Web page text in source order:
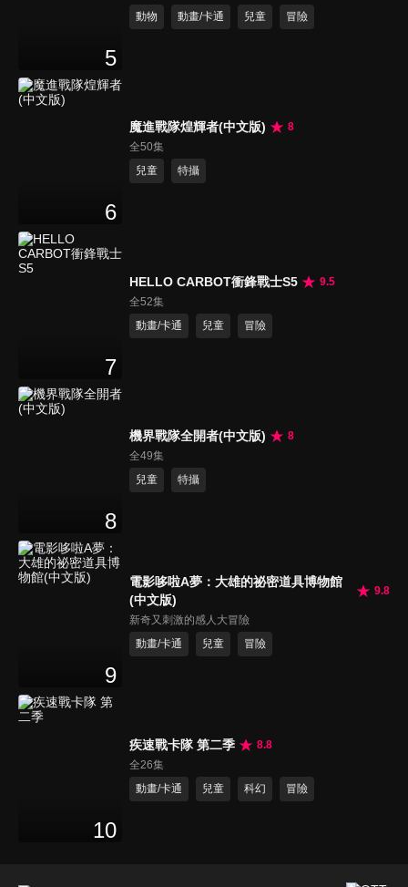
5
動物
動畫/卡通 兒童 冒險
6
魔進戰隊煌輝者(中文版)
8
全50集
兒童
特攝
7
HELLO CARBOT衝鋒戰士S5
9.5
全52集
動畫/卡通
兒童 冒險
8
機界戰隊全開者(中文版)
8
全49集
兒童
特攝
9
電影哆啦A夢：大雄的祕密道具博物館
(中文版)
9.8
新奇又刺激的感人大冒險
動畫/卡通
兒童 冒險
10
疾速戰卡隊 第二季
8.8
全26集
動畫/卡通
兒童 科幻 冒險